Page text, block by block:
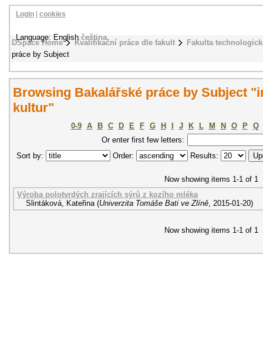
DSpace Home Kvalifikační práce dle fakult
Fakulta
práce by Subject
Login cookies
Language: Englishčeština
Browsing Bakalářské práce by Subject
kultur"
0-9 A B C D E F G H J K L M N O P
Q
Or enter first few letters:
Sort by:
Order: Results:
Now showing items 1-1 of 1
Výroba polotvrdých zrajících sýrů z kozího mléka
Slintáková, Kateřina (Univerzita Tomáše Bati ve Zlíně, 2015-01-20)
Now showing items 1-1 of 1